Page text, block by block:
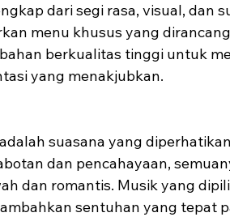
dari segi rasa, visual, dan
menu khusus yang
berkualitas tinggi untuk
yang menakjubkan.
suasana yang
dan pencahayaan,
dan romantis. Musik yang
sentuhan yang tepat